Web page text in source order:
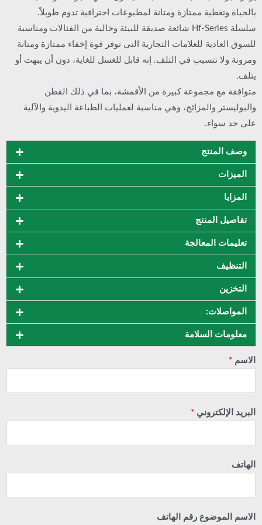
بالحياة وتغطية ممتازة ومتانة لمطبوعات احترافية تدوم طويلاً.
سلسلة Hf-Series شائعة صديقة للبيئة وخالية من الفثالات ومناسبة
للسوق العادية للعلامات التجارية التي توفر قوة إخفاء ممتازة ومتانة
ومرونة ولا تتسبب في التلف. إنه قابل للغسل للغاية، دون أن يبهت أو
يتلف.
متوافقة مع مجموعة كبيرة من الأقمشة، بما في ذلك القطن
والبوليستر والمزائج، وهي مناسبة لعمليات الطباعة اليدوية والآلية
على حد سواء.
وصف المنتج
الميزات
المزايا
تفاصيل المنتج
تعليمات المعالجة
التنظيف
التخزين
المواصلات:
معلومات السلامة
الاسم *
البريد الإلكتروني *
الهاتف
الاسم الموضوع رقم الهاتف